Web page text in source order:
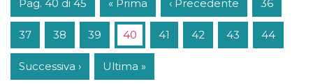
Pag. 40 di 45 « Prima ‹ Precedente 36
37 38 39 40 41 42 43 44
Successiva › Ultima »